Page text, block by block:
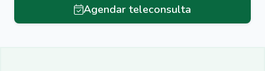
Agendar teleconsulta